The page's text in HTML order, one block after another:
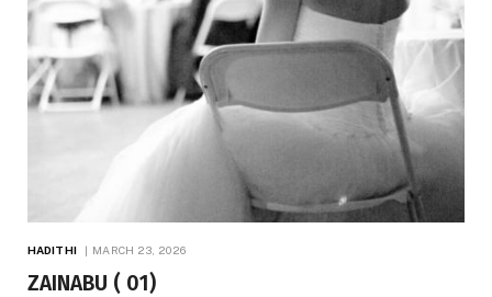
HADITHI MARCH 23, 2026
ZAINABU ( 01)